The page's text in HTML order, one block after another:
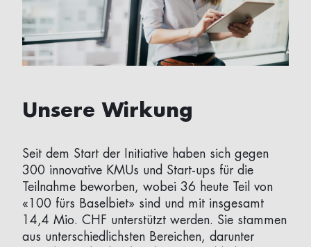
Unsere Wirkung
Seit dem Start der Initiative haben sich gegen
300 innovative KMUs und Start-ups für die
Teilnahme beworben, wobei 36 heute Teil von
«100 fürs Baselbiet» sind und mit insgesamt
14,4 Mio. CHF unterstützt werden. Sie stammen
aus unterschiedlichsten Bereichen, darunter